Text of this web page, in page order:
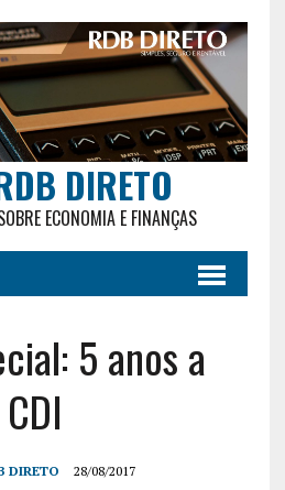
DIRETO
ECONOMIA E FINANÇAS
5 anos a
DIRETO 28/08/2017